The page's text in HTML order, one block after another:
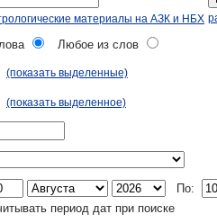
материалы на АЗК и НБХ
Любое из слов
(показать выделенные)
(показать выделенное)
По:
период дат при поиске